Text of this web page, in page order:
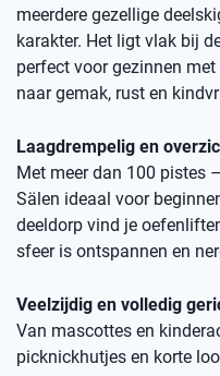
meerdere gezellige
karakter. Het ligt vlak bij
perfect voor gezinnen
naar gemak, rust en
Laagdrempelig en
Met meer dan 100 pistes
Sälen ideaal voor
deeldorp vind je
sfeer is ontspannen en
Veelzijdig en volledig
Van mascottes en
picknickhutjes en korte